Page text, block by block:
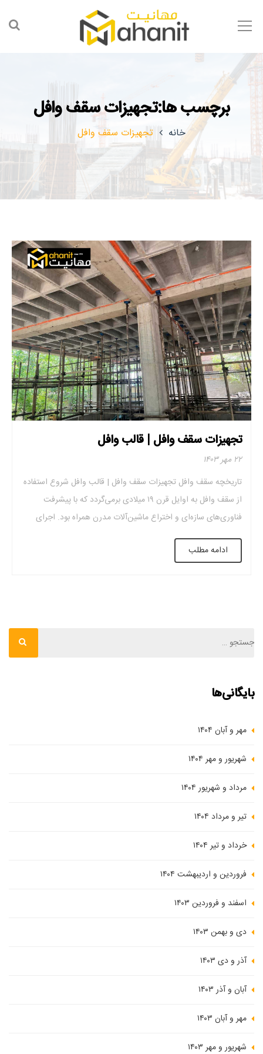
برچسب ها:تجهیزات سقف وافل
خانه تجهیزات سقف وافل
تجهیزات سقف وافل | قالب وافل
۲۲ مهر ۱۴۰۳
تاریخچه سقف وافل تجهیزات سقف وافل | قالب وافل شروع استفاده
از سقف وافل به اوایل قرن ۱۹ میلادی برمی‌گردد که با پیشرفت
فناوری‌های سازه‌ای و اختراع ماشین‌آلات مدرن همراه بود. اجرای
سقف وافل به‌صورت اصولی از کشورهای آمریکایی و اروپایی شروع
شد. به‌علت مزایای زیادی که این سقف‌ها دارند از آن زمان تا به اکنون
ادامه مطلب
بایگانی‌ها
مهر و آبان ۱۴۰۴
شهریور و مهر ۱۴۰۴
مرداد و شهریور ۱۴۰۴
تیر و مرداد ۱۴۰۴
خرداد و تیر ۱۴۰۴
فروردین و اردیبهشت ۱۴۰۴
اسفند و فروردین ۱۴۰۳
دی و بهمن ۱۴۰۳
آذر و دی ۱۴۰۳
آبان و آذر ۱۴۰۳
مهر و آبان ۱۴۰۳
شهریور و مهر ۱۴۰۳